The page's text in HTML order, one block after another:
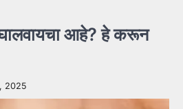
घालवायचा आहे? हे करून
2025